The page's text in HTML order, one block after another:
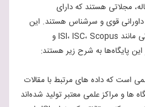
مجلاتی هستند که دارای
قوی و سرشناس هستند. این
مجلات معمولا در پایگاه‌های اطلاعاتی مانند ISI، ISC، Scopus و
است که داده‌ های مرتبط با مقالات
ها و مراکز علمی معتبر تولید شده‌اند